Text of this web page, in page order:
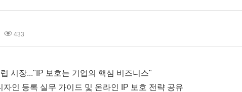
433
시장..."IP 보호는 기업의 핵심 비즈니스"
자인 등록 실무 가이드 및 온라인 IP 보호 전략 공유